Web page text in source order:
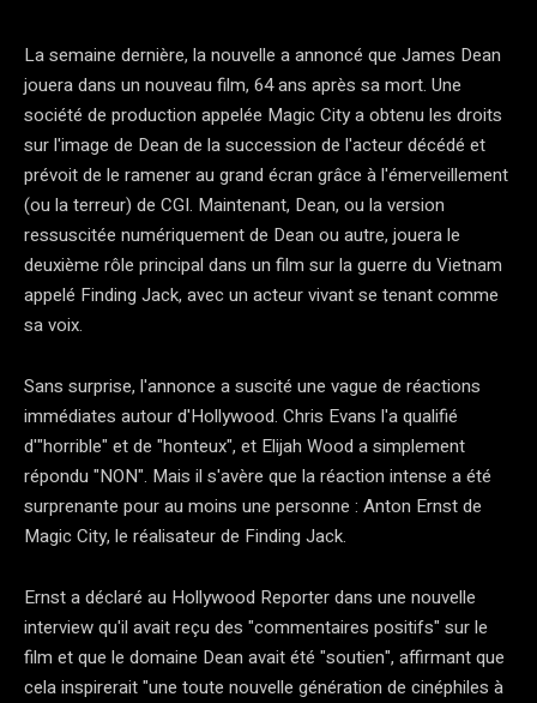
La semaine dernière, la nouvelle a annoncé que James Dean
jouera dans un nouveau film, 64 ans après sa mort. Une
société de production appelée Magic City a obtenu les droits
sur l'image de Dean de la succession de l'acteur décédé et
prévoit de le ramener au grand écran grâce à l'émerveillement
(ou la terreur) de CGI. Maintenant, Dean, ou la version
ressuscitée numériquement de Dean ou autre, jouera le
deuxième rôle principal dans un film sur la guerre du Vietnam
appelé Finding Jack, avec un acteur vivant se tenant comme
sa voix.
Sans surprise, l'annonce a suscité une vague de réactions
immédiates autour d'Hollywood. Chris Evans l'a qualifié
d'"horrible" et de "honteux", et Elijah Wood a simplement
répondu "NON". Mais il s'avère que la réaction intense a été
surprenante pour au moins une personne : Anton Ernst de
Magic City, le réalisateur de Finding Jack.
Ernst a déclaré au Hollywood Reporter dans une nouvelle
interview qu'il avait reçu des "commentaires positifs" sur le
film et que le domaine Dean avait été "soutien", affirmant que
cela inspirerait "une toute nouvelle génération de cinéphiles à